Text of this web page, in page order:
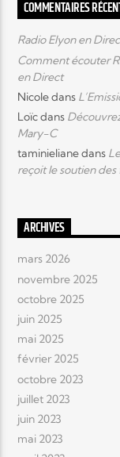
COMMENTAIRES
Radio Elyon en
Comment écouter
en Direct
Nicoledans
Loïcdans
Mary-C
taminielianedans
reçoit le soutien des
ARCHIVES
mars 2026
novembre 2025
octobre 2025
juin 2025
mai 2025
février 2025
octobre 2023
juillet 2023
juin 2023
mai 2023